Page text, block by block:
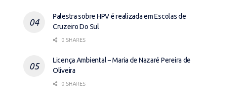
Palestra sobre HPV é realizada em Escolas de
Cruzeiro Do Sul
0 SHARES
Licença Ambiental – Maria de Nazaré Pereira de
Oliveira
0 SHARES